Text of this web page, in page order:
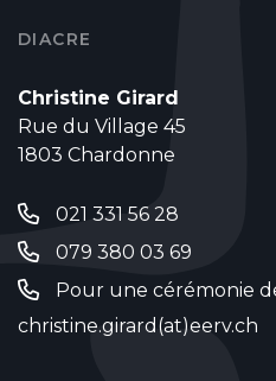
DIACRE
Christine Girard
Rue du Village 45
1803 Chardonne
021 331 56 28
079 380 03 69
Pour une cérémonie
christine.girard(at)eerv.ch